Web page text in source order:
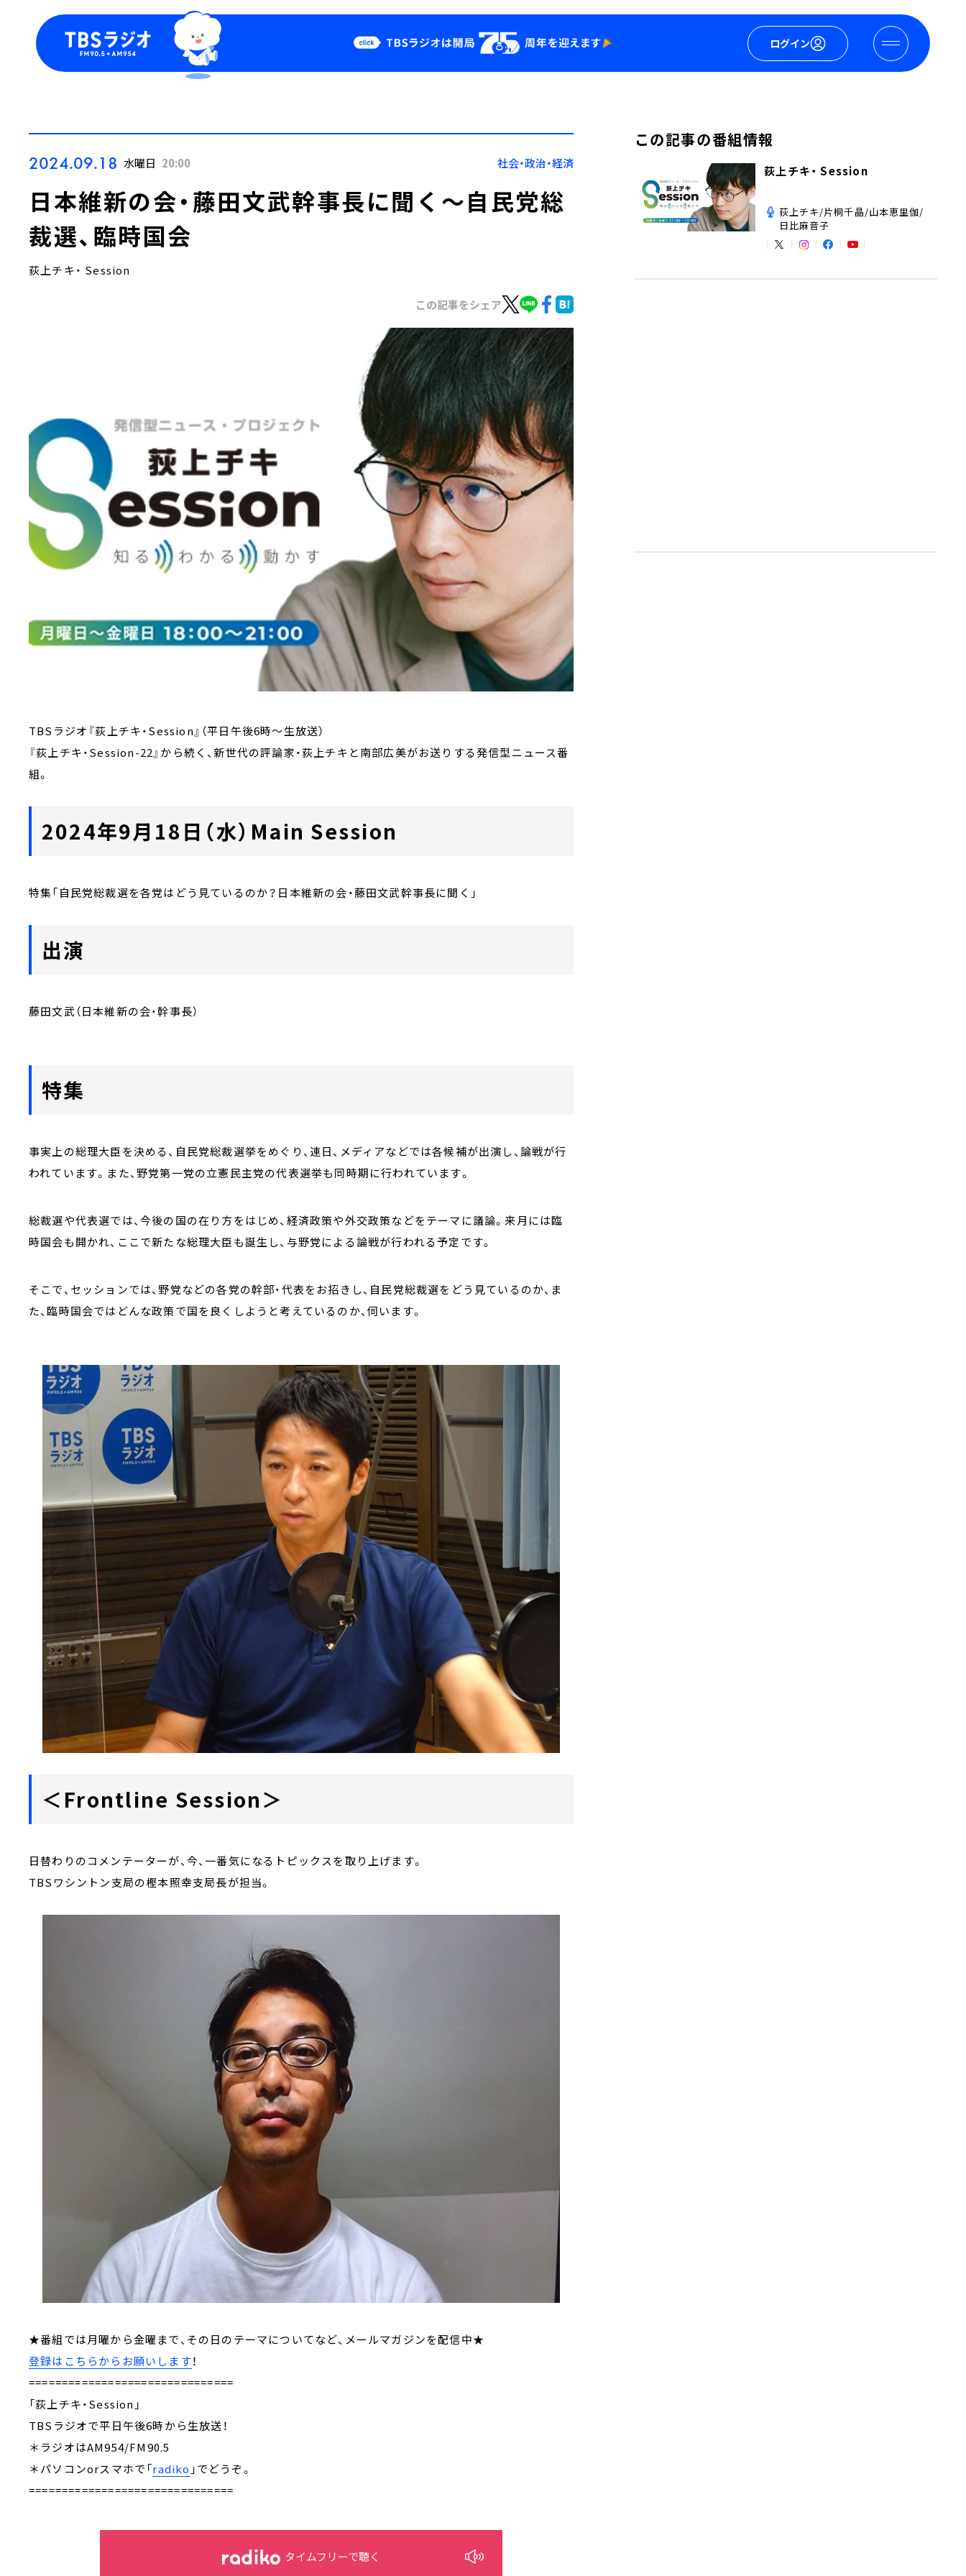
ログイン
Podcast
YouTube
会社情報
2024.09.18 水曜日 20:00 社会・政治・経済
日本維新の会・藤田文武幹事長に聞く～自民党総
裁選、臨時国会
荻上チキ・ Session
この記事をシェア
TBSラジオ『荻上チキ・Session』（平日午後6時～生放送）
『荻上チキ・Session-22』から続く、新世代の評論家・荻上チキと南部広美がお送りする発信型ニュース番
組。
2024年9月18日（水）Main Session
特集「自民党総裁選を各党はどう見ているのか？日本維新の会・藤田文武幹事長に聞く」
出演
藤田文武（日本維新の会・幹事長）
特集
事実上の総理大臣を決める、自民党総裁選挙をめぐり、連日、メディアなどでは各候補が出演し、論戦が行
われています。また、野党第一党の立憲民主党の代表選挙も同時期に行われています。
総裁選や代表選では、今後の国の在り方をはじめ、経済政策や外交政策などをテーマに議論。来月には臨
時国会も開かれ、ここで新たな総理大臣も誕生し、与野党による論戦が行われる予定です。
そこで、セッションでは、野党などの各党の幹部・代表をお招きし、自民党総裁選をどう見ているのか、ま
た、臨時国会ではどんな政策で国を良くしようと考えているのか、伺います。
＜Frontline Session＞
日替わりのコメンテーターが、今、一番気になるトピックスを取り上げます。
TBSワシントン支局の樫本照幸支局長が担当。
★番組では月曜から金曜まで、その日のテーマについてなど、メールマガジンを配信中★
登録はこちらからお願いします！
===============================
「荻上チキ・Session」
TBSラジオで平日午後6時から生放送！
＊ラジオはAM954/FM90.5
＊パソコンorスマホで「radiko 」でどうぞ。
===============================
タイムフリーで聴く
この記事の番組情報
荻上チキ・ Session
荻上チキ/片桐千晶/山本恵里伽/
日比麻音子